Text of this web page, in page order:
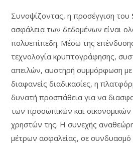
Συνοψίζοντας, η προσέγγιση του
ασφάλεια των δεδομένων είναι
πολυεπίπεδη. Μέσω της
τεχνολογία κρυπτογράφησης,
απειλών, αυστηρή συμμόρφωση με
διαφανείς διαδικασίες, η
δυνατή προσπάθεια για να
των προσωπικών και
χρηστών της. Η συνεχής
μέτρων ασφαλείας, σε συνδυασμό